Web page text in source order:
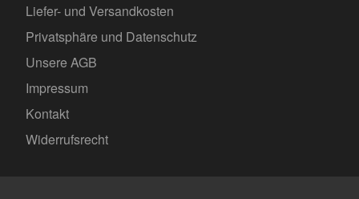
Liefer- und Versandkosten
Privatsphäre und Datenschutz
Unsere AGB
Impressum
Kontakt
Widerrufsrecht